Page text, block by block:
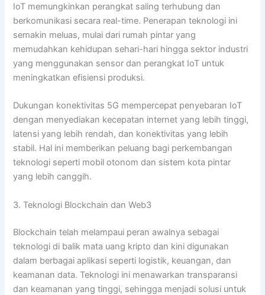
IoT memungkinkan perangkat saling terhubung dan
berkomunikasi secara real-time. Penerapan teknologi ini
semakin meluas, mulai dari rumah pintar yang
memudahkan kehidupan sehari-hari hingga sektor industri
yang menggunakan sensor dan perangkat IoT untuk
meningkatkan efisiensi produksi.
Dukungan konektivitas 5G mempercepat penyebaran IoT
dengan menyediakan kecepatan internet yang lebih tinggi,
latensi yang lebih rendah, dan konektivitas yang lebih
stabil. Hal ini memberikan peluang bagi perkembangan
teknologi seperti mobil otonom dan sistem kota pintar
yang lebih canggih.
3. Teknologi Blockchain dan Web3
Blockchain telah melampaui peran awalnya sebagai
teknologi di balik mata uang kripto dan kini digunakan
dalam berbagai aplikasi seperti logistik, keuangan, dan
keamanan data. Teknologi ini menawarkan transparansi
dan keamanan yang tinggi, sehingga menjadi solusi untuk